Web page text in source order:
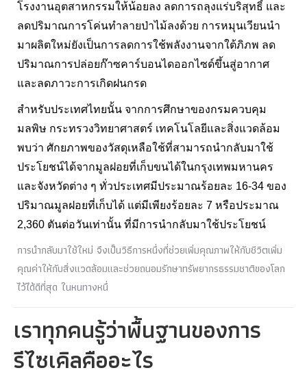
โรงงานอุตสาหกรรมให้น้อยลง ลดการถลุงแร่บริสุทธิ์ และ
ลดปริมาณการโค่นทำลายป่าไม้ลงด้วย การหมุนเวียนนำ
มาผลิตใหม่ยังเป็นการลดการใช้พลังงานจากใต้ภิภพ ลด
ปริมาณการปล่อยก๊าซคาร์บอนไดออกไซด์ขึ้นสู่อากาศ
และลดภาวะการเกิดฝนกรด
สำหรับประเทศไทยนั้น จากการศึกษาของกรมควบคุม
มลพิษ กระทรวงวิทยาศาสตร์ เทคโนโลยีและสิ่งแวดล้อม
พบว่า ศักยภาพของวัสดุเหลือใช้ที่สามารถนำกลับมาใช้
ประโยชน์ได้จากมูลฝอยที่เก็บขนได้ในกรุงเทพมหานคร
และจังหวัดต่าง ๆ ทั่วประเทศมีประมาณร้อยละ 16-34 ของ
ปริมาณมูลฝอยที่เก็บได้ แต่มีเพียงร้อยละ 7 หรือประมาณ
2,360 ตันต่อวันเท่านั้น ที่มีการนำกลับมาใช้ประโยชน์
การนำกลับมาใช้ใหม่ จึงเป็นวิธีการหนึ่งที่ช่วยเพิ่มคุณภาพให้กับชีวิตเพิ่ม
คุณค่าให้กับสิ่งแวดล้อมและช่วยถนอมรักษาทรัพยากรธรรมชาติของโลก
ไว้ได้ดีที่สุด ในหนทางหนึ่
เราทุกคนรู้ว่าพื้นฐานของการ
รีไซเคิลคืออะไร